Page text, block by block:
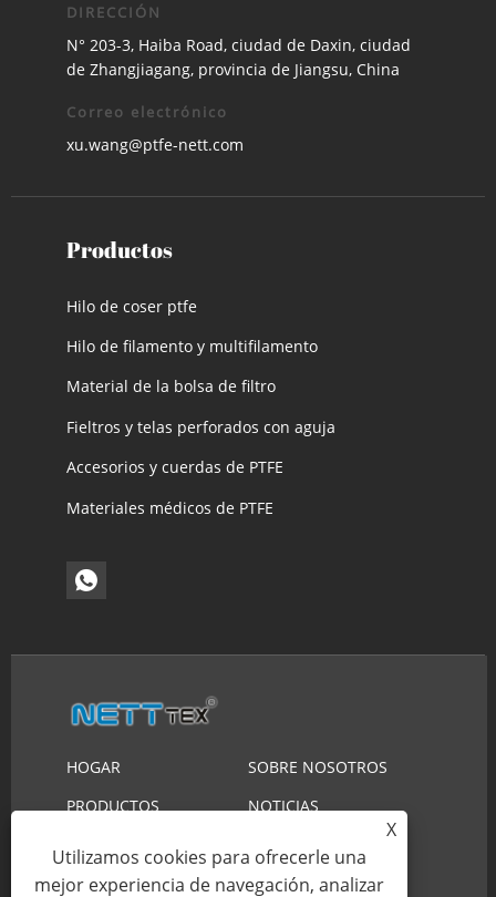
DIRECCIÓN
N° 203-3, Haiba Road, ciudad de Daxin, ciudad
de Zhangjiagang, provincia de Jiangsu, China
Correo electrónico
xu.wang@ptfe-nett.com
Productos
Hilo de coser ptfe
Hilo de filamento y multifilamento
Material de la bolsa de filtro
Fieltros y telas perforados con aguja
Accesorios y cuerdas de PTFE
Materiales médicos de PTFE
HOGAR
SOBRE NOSOTROS
PRODUCTOS
NOTICIAS
DESCARGAR
ENVIAR CONSULTA
CONTÁCTENOS
X
Utilizamos cookies para ofrecerle una
mejor experiencia de navegación, analizar